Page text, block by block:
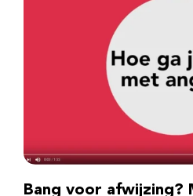
Bang voor afwijzing?